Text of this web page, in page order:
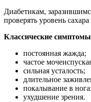
Диабетикам,
проверять уровень
Классические симптомы
постоянная жажда;
частое
сильная усталость;
длительное
покалывание в
ухудшение зрения.